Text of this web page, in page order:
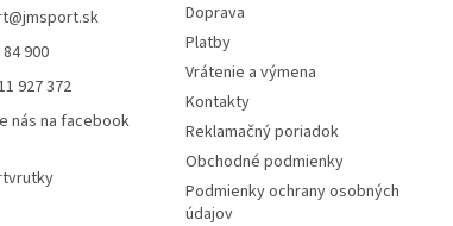
@jmsport.sk
900
927 372
nás na facebook
Doprava
Platby
Vrátenie a výmena
Kontakty
Reklamačný poriadok
Obchodné podmienky
Podmienky ochrany osobných
údajov